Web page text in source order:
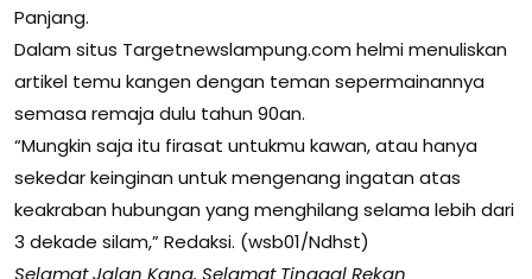
Panjang.
Dalam situs Targetnewslampung.com helmi menuliskan
artikel temu kangen dengan teman sepermainannya
semasa remaja dulu tahun 90an.
“Mungkin saja itu firasat untukmu kawan, atau hanya
sekedar keinginan untuk mengenang ingatan atas
keakraban hubungan yang menghilang selama lebih dari
3 dekade silam,” Redaksi. (wsb01/Ndhst)
Selamat Jalan Kang, Selamat Tinggal Rekan